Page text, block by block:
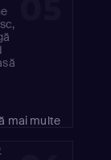
mai multe